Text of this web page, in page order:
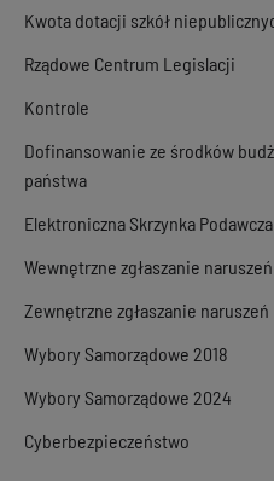
Kwota dotacji szkół
Rządowe Centrum Legislacji
Kontrole
Dofinansowanie ze środków
państwa
Elektroniczna Skrzynka Podawcza
Wewnętrzne zgłaszanie
Zewnętrzne zgłaszanie naruszeń
Wybory Samorządowe 2018
Wybory Samorządowe 2024
Cyberbezpieczeństwo